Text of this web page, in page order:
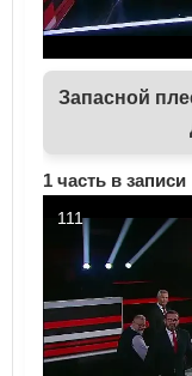
Запасной
1 часть в записи